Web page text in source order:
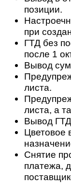
позиции.
при
ГТД без
после 1
Вывод
листа.
листа, а
Вывод ГТД
Цветовое
Снятие
платежа,